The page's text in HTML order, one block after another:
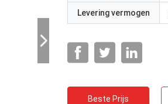
Levering vermogen
Beste Prijs